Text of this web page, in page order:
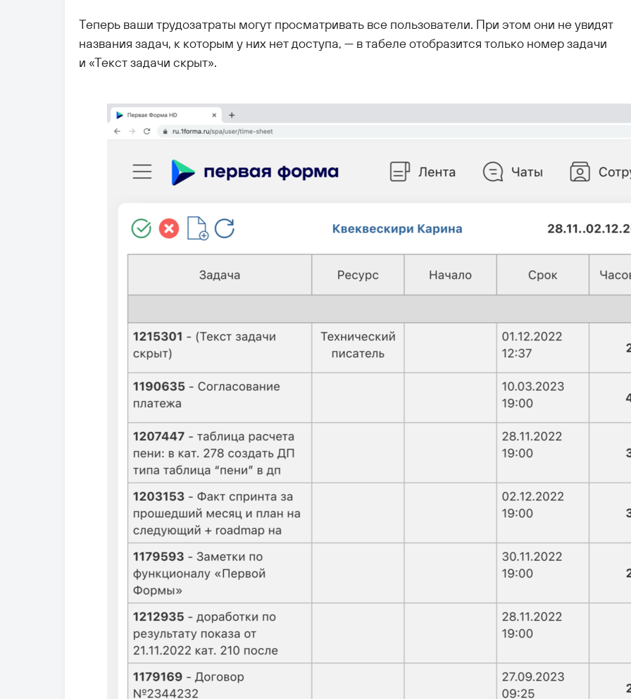
Теперь ваши трудозатраты могут просматривать все пользователи. При этом они не увидят
названия задач, к которым у них нет доступа, — в табеле отобразится только номер задачи
и «Текст задачи скрыт».